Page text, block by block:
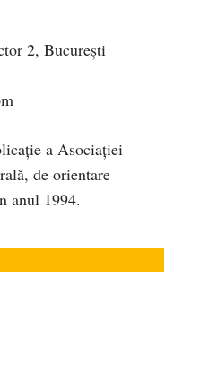
2, București
a Asociaţiei
de orientare
anul 1994.